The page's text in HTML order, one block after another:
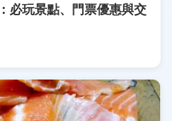
必玩景點、門票優惠與交